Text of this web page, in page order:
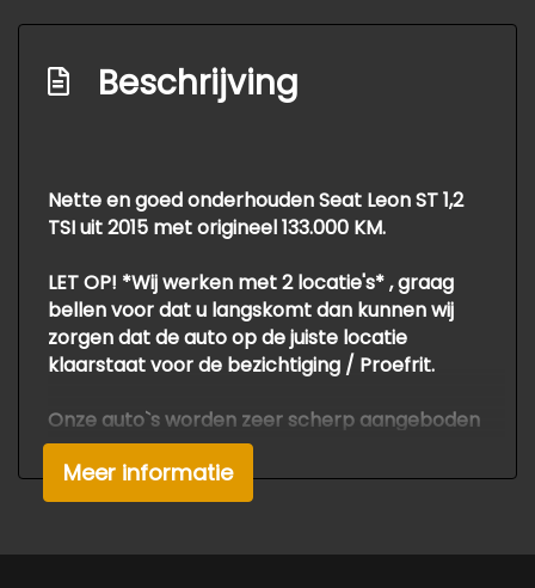
Elektronisch sper differentieel
Knie airbag(s)
Zij airbag(s) voor
Exterieur
Buitenspiegels verwarmbaar
Centrale vergrendeling met
afstandsbediening
Dakrails
Beschrijving
Nette en goed onderhouden Seat Leon ST 1,2
TSI uit 2015 met origineel 133.000 KM.
LET OP! *Wij werken met 2 locatie's* , graag
bellen voor dat u langskomt dan kunnen wij
zorgen dat de auto op de juiste locatie
klaarstaat voor de bezichtiging / Proefrit.
Onze auto`s worden zeer scherp aangeboden
als *meeneemprijs*
Voor APK, Grote Beurt , en Garantie
berekenen wij een meerprijs van €795.-
mooie automobiel gelieve bellen met de
Meer informatie